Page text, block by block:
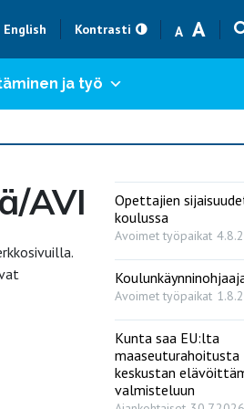
English Kontrasti A
Text size
A
ja työ
AVI
Opettajien
koulussa
Avoimet työpaikat
Avoimet työpaikat
Kunta saa EU:lta
maaseuturahoitusta
keskustan
valmisteluun